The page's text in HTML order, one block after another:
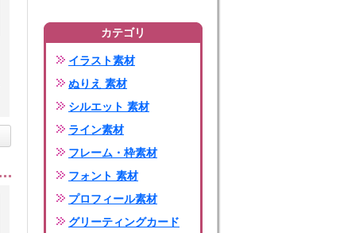
カテゴリ
イラスト素材
ぬりえ 素材
シルエット 素材
ライン素材
フレーム・枠素材
フォント 素材
プロフィール素材
グリーティングカード